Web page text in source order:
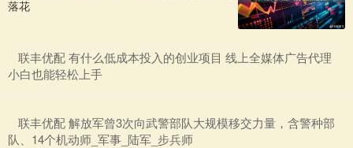
落花
​联丰优配 有什么低成本投入的创业项目 线上全媒体广告代理
小白也能轻松上手
​联丰优配 解放军曾3次向武警部队大规模移交力量，含警种部
队、14个机动师_军事_陆军_步兵师